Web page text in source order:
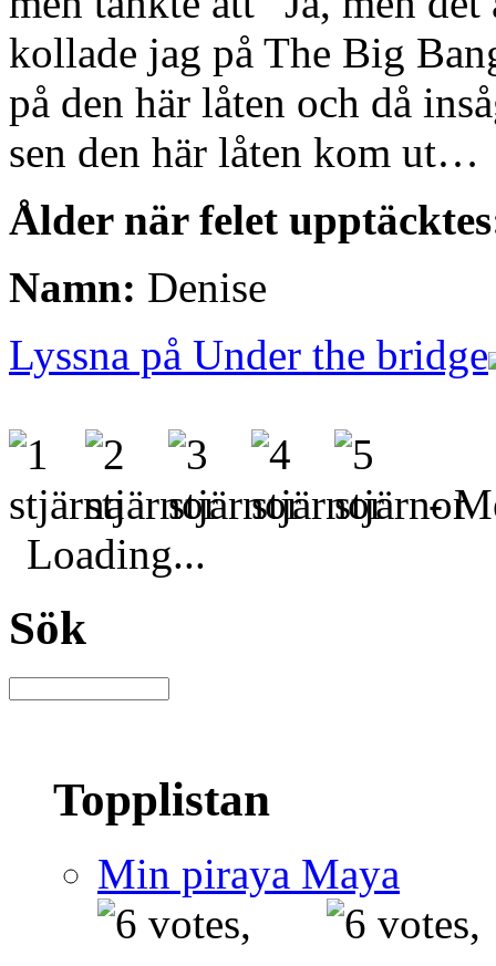
kollade jag på The Big
på den här låten och då
sen den här låten kom ut…
Ålder när felet
Namn: Denise
Lyssna på Under the bridge
-
Loading...
Sök
Topplistan
Min piraya Maya